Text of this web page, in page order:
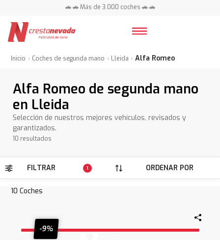
📍 Centros en toda España ⭐
Inicio Coches de segunda mano Lleida Alfa Romeo
Alfa Romeo de segunda mano
en Lleida
Selección de nuestros mejores vehículos, revisados y
garantizados.
10 resultados
FILTRAR 1 ORDENAR POR
10 Coches
-9%